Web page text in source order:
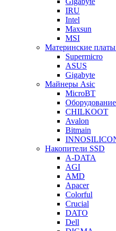
IRU
Intel
Maxsun
MSI
Материнские платы
Supermicro
ASUS
Gigabyte
Майнеры Asic
MicroBT
CHILKOOT
Avalon
Bitmain
Накопители SSD
A-DATA
AGI
AMD
Apacer
Colorful
Crucial
DATO
Dell